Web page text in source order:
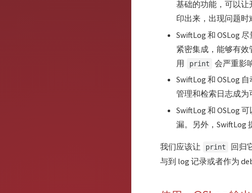
基础的功能，可以
印出来，出现问题时
SwiftLog 和 OSLog
紧密集成，能够有
用
print
会严重影
SwiftLog 和 OSLog
管理和检索日志成为
SwiftLog 和 OSLog
漏。另外，SwiftLog
我们应该让 print
回归
与到 log 记录或者作为